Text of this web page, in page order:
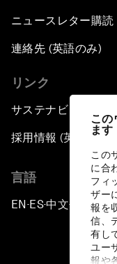
この
ます
この
に合
フィ
ザー
報を
信、
有し
ユー
報や
ニュースレター購読
連絡先 (英語のみ)
リンク
サステナビリティへ
採用情報 (英語のみ)
言語
EN ▪ES▪中文▪ 日本語